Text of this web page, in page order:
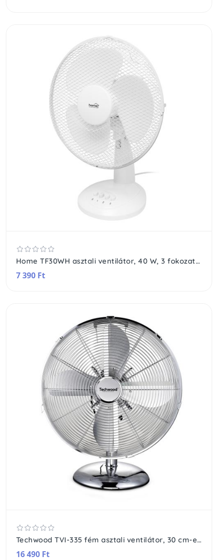
Home TF30WH asztali ventilátor, 40 W, 3 fokozat, 30 cm-es lapátátmérő, oszcillálás, fehér
7 390 Ft
Techwood TVI-335 fém asztali ventilátor, 30 cm-es lapátátmérő, 45 W, 3 sebesség, oszcillálás, hálózati tápellátás
16 490 Ft